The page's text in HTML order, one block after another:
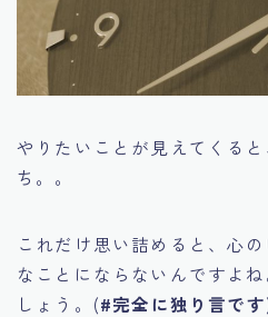
やりたいことが見えてくる
ち。。
これだけ思い詰めると、心
なことにならないんですよ
しょう。(#完全に独り言です